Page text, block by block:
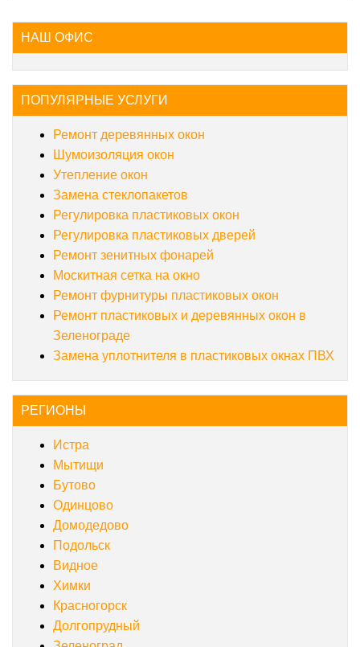
НАШ ОФИС
ПОПУЛЯРНЫЕ УСЛУГИ
Ремонт деревянных окон
Шумоизоляция окон
Утепление окон
Замена стеклопакетов
Регулировка пластиковых окон
Регулировка пластиковых дверей
Ремонт зенитных фонарей
Москитная сетка на окно
Ремонт фурнитуры пластиковых окон
Ремонт пластиковых и деревянных окон в
Зеленограде
Замена уплотнителя в пластиковых окнах ПВХ
РЕГИОНЫ
Истра
Мытищи
Бутово
Одинцово
Домодедово
Подольск
Видное
Химки
Красногорск
Долгопрудный